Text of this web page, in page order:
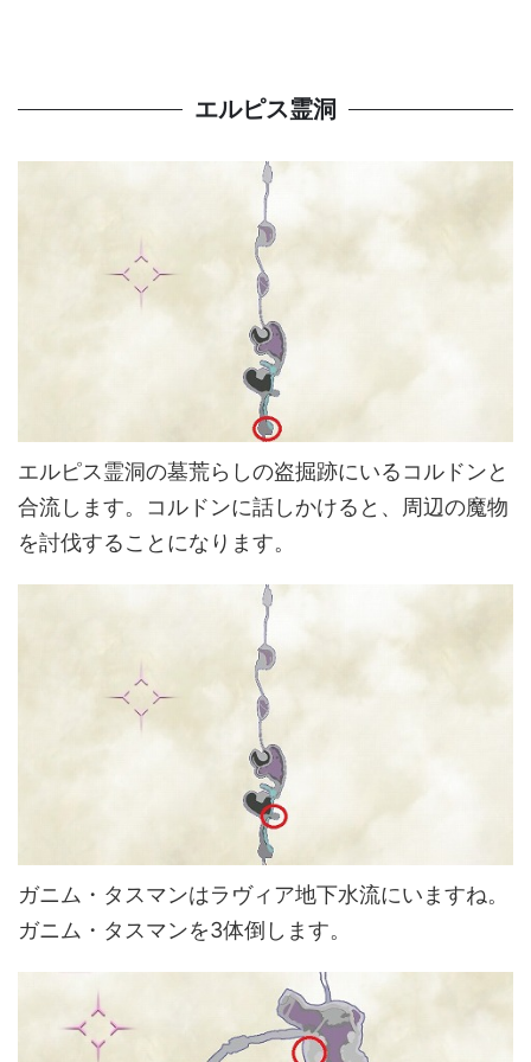
エルピス霊洞
エルピス霊洞の墓荒らしの盗掘跡にいるコルドンと
合流します。コルドンに話しかけると、周辺の魔物
を討伐することになります。
ガニム・タスマンはラヴィア地下水流にいますね。
ガニム・タスマンを3体倒します。